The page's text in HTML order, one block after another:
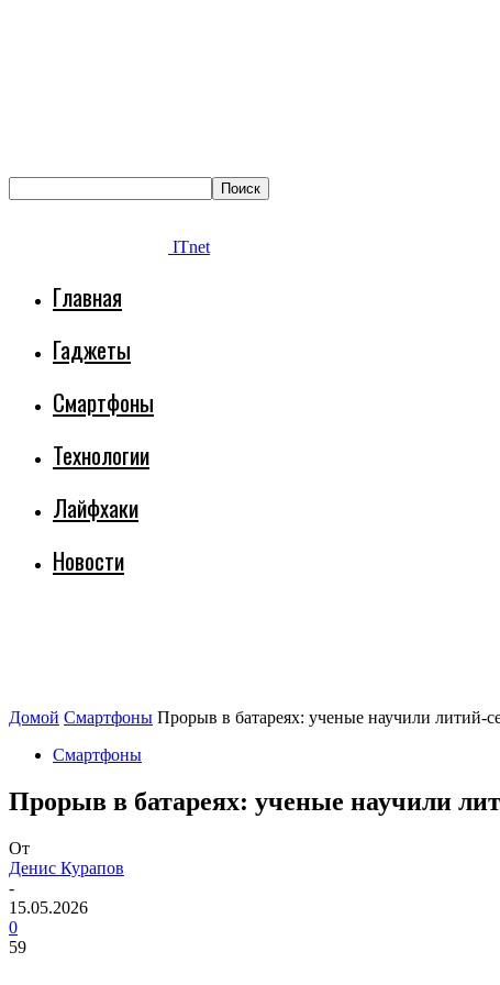
ITnet
Главная
Гаджеты
Смартфоны
Технологии
Лайфхаки
Новости
Домой Смартфоны Прорыв в батареях: ученые научили литий-
Смартфоны
Прорыв в батареях: ученые научили
От
Денис Курапов
-
15.05.2026
0
59